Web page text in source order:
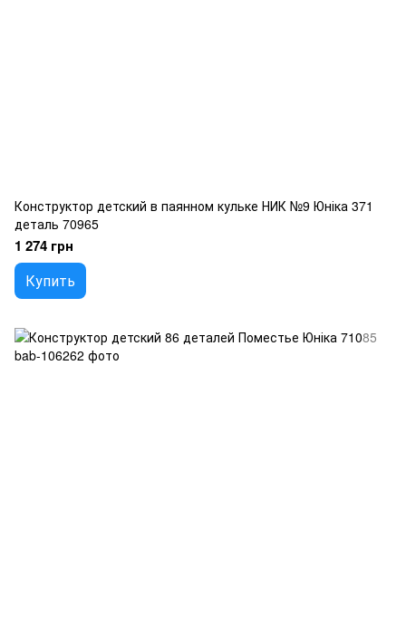
Конструктор детский в паянном кульке НИК №9 Юніка 371
деталь 70965
1 274 грн
Купить